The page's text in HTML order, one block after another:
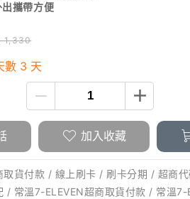
攜帶方便
1,330
數 3 天
加入收藏
取貨付款 / 線上刷卡 / 刷卡分期 / 超商
/ 常溫7-ELEVEN超商取貨付款 / 常溫7-